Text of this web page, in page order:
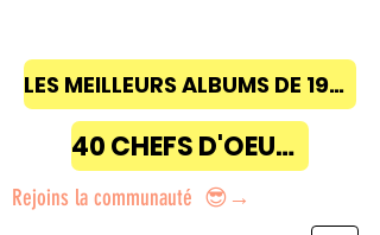
LES MEILLEURS ALBUMS DE 1968 à 2018
40 CHEFS D'OEUVRE
Rejoins la communauté 😎→